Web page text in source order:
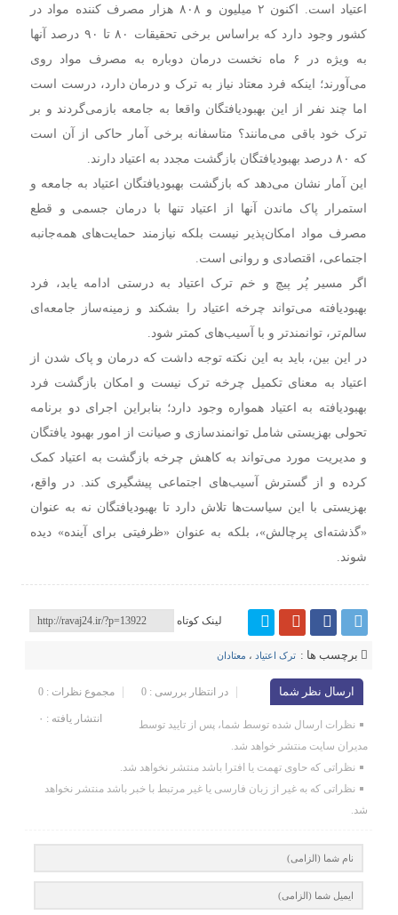
اعتیاد است. اکنون ۲ میلیون و ۸۰۸ هزار مصرف کننده مواد در
کشور وجود دارد که براساس برخی تحقیقات ۸۰ تا ۹۰ درصد آنها
به ویژه در ۶ ماه نخست درمان دوباره به مصرف مواد روی
می‌آورند؛ اینکه فرد معتاد نیاز به ترک و درمان دارد، درست است
اما چند نفر از این بهبودیافتگان واقعا به جامعه بازمی‌گردند و بر
ترک خود باقی می‌مانند؟ متاسفانه برخی آمار حاکی از آن است
که ۸۰ درصد بهبودیافتگان بازگشت مجدد به اعتیاد دارند.
این آمار نشان می‌دهد که بازگشت بهبودیافتگان اعتیاد به جامعه و
استمرار پاک ماندن آنها از اعتیاد تنها با درمان جسمی و قطع
مصرف مواد امکان‌پذیر نیست بلکه نیازمند حمایت‌های همه‌جانبه
اجتماعی، اقتصادی و روانی است.
اگر مسیر پُر پیچ و خم ترک اعتیاد به درستی ادامه یابد، فرد
بهبودیافته می‌تواند چرخه اعتیاد را بشکند و زمینه‌ساز جامعه‌ای
سالم‌تر، توانمندتر و با آسیب‌های کمتر شود.
در این بین، باید به این نکته توجه داشت که درمان و پاک شدن از
اعتیاد به معنای تکمیل چرخه ترک نیست و امکان بازگشت فرد
بهبودیافته به اعتیاد همواره وجود دارد؛ بنابراین اجرای دو برنامه
تحولی بهزیستی شامل توانمندسازی و صیانت از امور بهبود یافتگان
و مدیریت مورد می‌تواند به کاهش چرخه بازگشت به اعتیاد کمک
کرده و از گسترش آسیب‌های اجتماعی پیشگیری کند. در واقع،
بهزیستی با این سیاست‌ها تلاش دارد تا بهبودیافتگان نه به عنوان
«گذشته‌ای پرچالش»، بلکه به عنوان «ظرفیتی برای آینده» دیده
شوند.
لینک کوتاه
برچسب ها : ترک اعتیاد ، معتادان
ارسال نظر شما مجموع نظرات : 0 در انتظار بررسی : 0
انتشار یافته : ۰
نظرات ارسال شده توسط شما، پس از تایید توسط
مدیران سایت منتشر خواهد شد.
نظراتی که حاوی تهمت یا افترا باشد منتشر نخواهد شد.
نظراتی که به غیر از زبان فارسی یا غیر مرتبط با خبر باشد منتشر نخواهد
شد.